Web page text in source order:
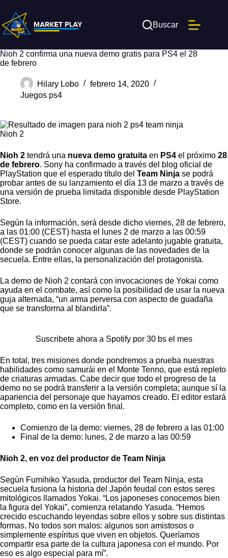
contenido
Buscar
Nioh 2 confirma una nueva demo gratis para PS4 el 28
de febrero
Hilary Lobo
febrero 14, 2020
Juegos ps4
Nioh 2
Nioh 2 tendrá una nueva demo gratuita en PS4 el próximo 28
de febrero. Sony ha confirmado a través del blog oficial de
PlayStation que el esperado título del Team Ninja se podrá
probar antes de su lanzamiento el día 13 de marzo a través de
una versión de prueba limitada disponible desde PlayStation
Store.
Según la información, será desde dicho viernes, 28 de febrero,
a las 01:00 (CEST) hasta el lunes 2 de marzo a las 00:59
(CEST) cuando se pueda catar este adelanto jugable gratuita,
donde se podrán conocer algunas de las novedades de la
secuela. Entre ellas, la personalización del protagonista.
La demo de Nioh 2 contará con invocaciones de Yokai como
ayuda en el combate, así como la posibilidad de usar la nueva
guja alternada, “un arma perversa con aspecto de guadaña
que se transforma al blandirla”.
Suscribete ahora a Spotify por 30 bs el mes
En total, tres misiones donde pondremos a prueba nuestras
habilidades como samurái en el Monte Tenno, que está repleto
de criaturas armadas. Cabe decir que todo el progreso de la
demo no se podrá transferir a la versión completa; aunque sí la
apariencia del personaje que hayamos creado. El editor estará
completo, como en la versión final.
Comienzo de la demo: viernes, 28 de febrero a las 01:00
Final de la demo: lunes, 2 de marzo a las 00:59
Nioh 2, en voz del productor de Team Ninja
Según Fumihiko Yasuda, productor del Team Ninja, esta
secuela fusiona la historia del Japón feudal con estos seres
mitológicos llamados Yokai. “Los japoneses conocemos bien
la figura del Yokai”, comienza relatando Yasuda. “Hemos
crecido escuchando leyendas sobre ellos y sobre sus distintas
formas. No todos son malos: algunos son amistosos o
simplemente espíritus que viven en objetos. Queríamos
compartir esa parte de la cultura japonesa con el mundo. Por
eso es algo especial para mí”.